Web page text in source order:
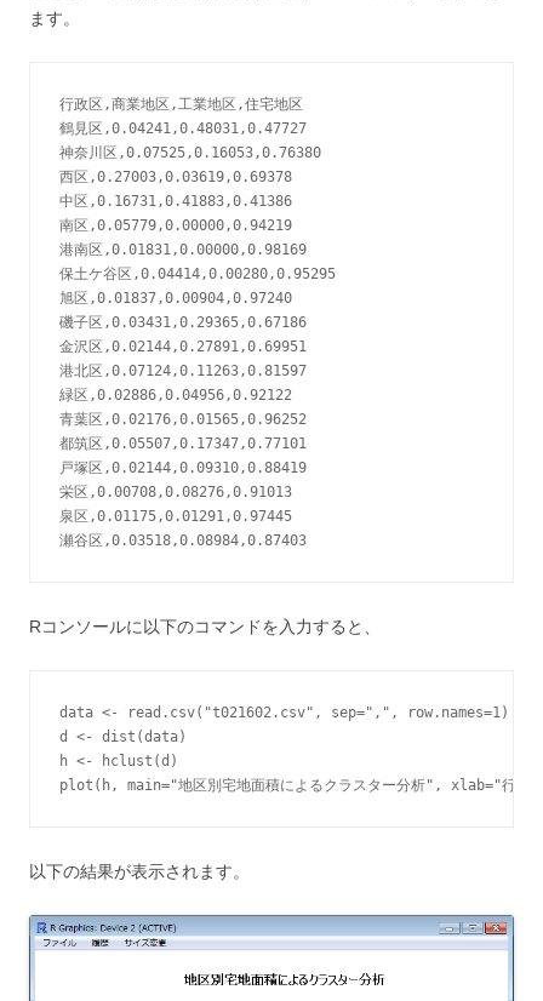
ます。
行政区,商業地区,工業地区,住宅地区
鶴見区,0.04241,0.48031,0.47727
神奈川区,0.07525,0.16053,0.76380
西区,0.27003,0.03619,0.69378
中区,0.16731,0.41883,0.41386
南区,0.05779,0.00000,0.94219
港南区,0.01831,0.00000,0.98169
保土ケ谷区,0.04414,0.00280,0.95295
旭区,0.01837,0.00904,0.97240
磯子区,0.03431,0.29365,0.67186
金沢区,0.02144,0.27891,0.69951
港北区,0.07124,0.11263,0.81597
緑区,0.02886,0.04956,0.92122
青葉区,0.02176,0.01565,0.96252
都筑区,0.05507,0.17347,0.77101
戸塚区,0.02144,0.09310,0.88419
栄区,0.00708,0.08276,0.91013
泉区,0.01175,0.01291,0.97445
Rコンソールに以下のコマンドを入力すると、
data <- read.csv("t021602.csv", sep=",", row.names=1)
d <- dist(data)
h <- hclust(d)
以下の結果が表示されます。